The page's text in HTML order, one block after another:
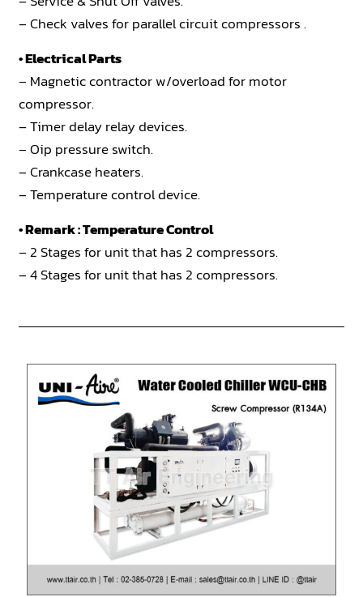
– Check valves for parallel circuit compressors .
• Electrical Parts
– Magnetic contractor w/overload for motor
compressor.
– Timer delay relay devices.
– Oip pressure switch.
– Crankcase heaters.
– Temperature control device.
• Remark : Temperature Control
– 2 Stages for unit that has 2 compressors.
– 4 Stages for unit that has 2 compressors.